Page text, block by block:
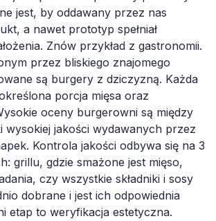
jest, by oddawany przez nas
a nawet prototyp spełniał
Znów przykład z gastronomii.
przez bliskiego znajomego
są burgery z dziczyzną. Każda
porcja mięsa oraz
oceny burgerowni są między
wysokiej jakości wydawanych przez
Kontrola jakości odbywa się na 3
grillu, gdzie smażone jest mięso,
czy wszystkie składniki i sosy
dobrane i jest ich odpowiednia
etap to weryfikacja estetyczna.